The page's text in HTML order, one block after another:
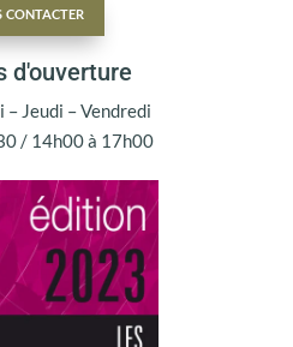
contacter
d'ouverture
– Jeudi – Vendredi
/ 14h00 à 17h00